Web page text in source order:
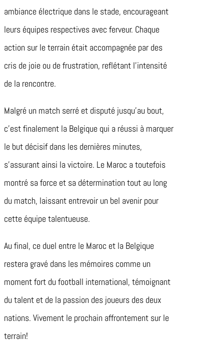
ambiance électrique dans le stade, encourageant
leurs équipes respectives avec ferveur. Chaque
action sur le terrain était accompagnée par des
cris de joie ou de frustration, reflétant l’intensité
de la rencontre.
Malgré un match serré et disputé jusqu’au bout,
c’est finalement la Belgique qui a réussi à marquer
le but décisif dans les dernières minutes,
s’assurant ainsi la victoire. Le Maroc a toutefois
montré sa force et sa détermination tout au long
du match, laissant entrevoir un bel avenir pour
cette équipe talentueuse.
Au final, ce duel entre le Maroc et la Belgique
restera gravé dans les mémoires comme un
moment fort du football international, témoignant
du talent et de la passion des joueurs des deux
nations. Vivement le prochain affrontement sur le
terrain!